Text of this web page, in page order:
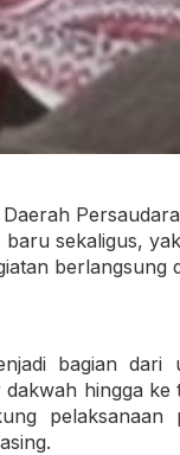
sekaligus,
bagian
hingga